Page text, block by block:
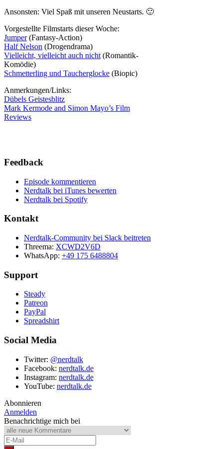
Ansonsten: Viel Spaß mit unseren Neustarts. 🙂
Vorgestellte Filmstarts dieser Woche:
Jumper(Fantasy-Action)
Half Nelson (Drogendrama)
Vielleicht, vielleicht auch nicht (Romantik-
Komödie)
Schmetterling und Taucherglocke (Biopic)
Anmerkungen/Links:
Dübels Geistesblitz
Mark Kermode and Simon Mayo’s Film
Reviews
Feedback
Episode kommentieren
Nerdtalk bei iTunes bewerten
Nerdtalk bei Spotify
Kontakt
Nerdtalk-Community bei Slack beitreten
Threema: XCWD2V6D
WhatsApp: +49 175 6488804
Support
Steady
Patreon
PayPal
Spreadshirt
Social Media
Twitter: @nerdtalk
Facebook: nerdtalk.de
Instagram: nerdtalk.de
YouTube: nerdtalk.de
Abonnieren
Anmelden
Benachrichtige mich bei